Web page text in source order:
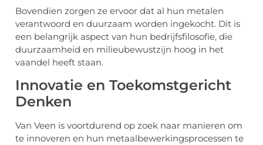
Bovendien zorgen ze ervoor dat al hun metalen
verantwoord en duurzaam worden ingekocht. Dit is
een belangrijk aspect van hun bedrijfsfilosofie, die
duurzaamheid en milieubewustzijn hoog in het
vaandel heeft staan.
Innovatie en Toekomstgericht
Denken
Van Veen is voortdurend op zoek naar manieren om
te innoveren en hun metaalbewerkingsprocessen te